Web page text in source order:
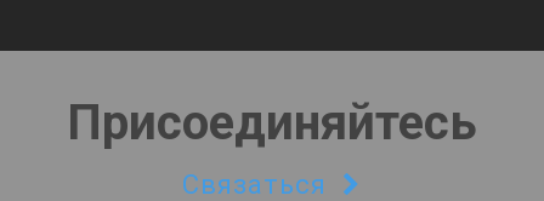
Присоединяйтесь
Связаться 